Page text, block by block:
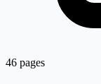
46 pages